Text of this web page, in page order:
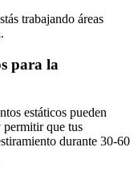
trabajando áreas
para la
estáticos pueden
que tus
durante 30-60